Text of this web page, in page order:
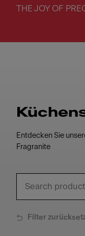
THE JOY OF
Entdecken Sie
Fragranite
Filter